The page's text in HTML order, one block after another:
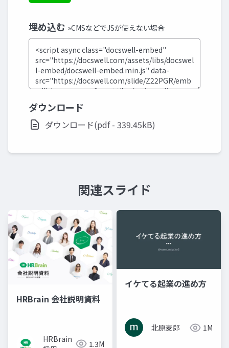
埋め込む »CMSなどでJSが使えない場合
ダウンロード
ダウンロード(pdf - 339.45kB)
関連スライド
HRBrain 会社説明資料
HRBrain
1.3M
イケてる起業の進め方
北原麦郎 1M